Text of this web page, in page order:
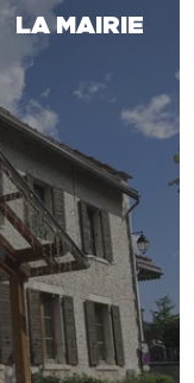
LA MAIRIE